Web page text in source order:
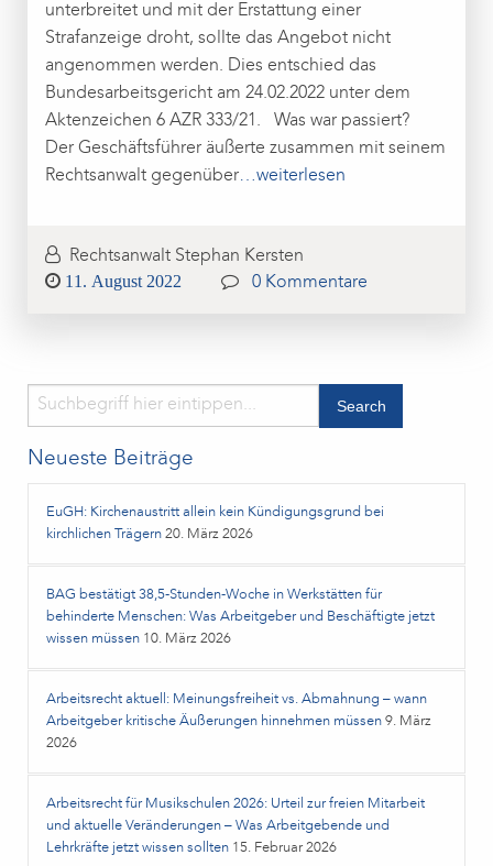
unterbreitet und mit der Erstattung einer
Strafanzeige droht, sollte das Angebot nicht
angenommen werden. Dies entschied das
Bundesarbeitsgericht am 24.02.2022 unter dem
Aktenzeichen 6 AZR 333/21. Was war passiert?
Der Geschäftsführer äußerte zusammen mit seinem
Rechtsanwalt gegenüber…weiterlesen
Rechtsanwalt Stephan Kersten
Posted
11. August 2022 0 Kommentare
Neueste Beiträge
EuGH: Kirchenaustritt allein kein Kündigungsgrund bei
kirchlichen Trägern 20. März 2026
BAG bestätigt 38,5‑Stunden‑Woche in Werkstätten für
behinderte Menschen: Was Arbeitgeber und Beschäftigte jetzt
wissen müssen 10. März 2026
Arbeitsrecht aktuell: Meinungsfreiheit vs. Abmahnung – wann
Arbeitgeber kritische Äußerungen hinnehmen müssen 9. März
2026
Arbeitsrecht für Musikschulen 2026: Urteil zur freien Mitarbeit
und aktuelle Veränderungen – Was Arbeitgebende und
Lehrkräfte jetzt wissen sollten 15. Februar 2026